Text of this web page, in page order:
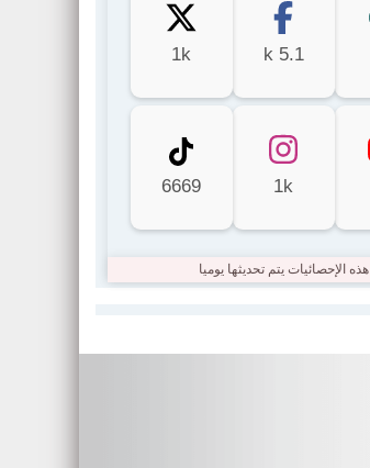
5.1 k
1k
1k
6669
هذه الإحصائيات يتم تحديثها يوميا